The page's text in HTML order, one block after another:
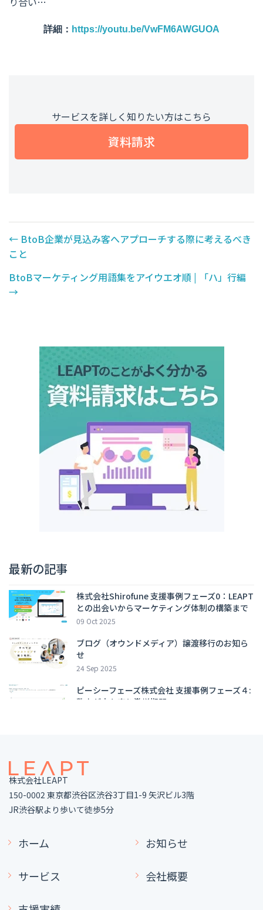
詳細： https://youtu.be/VwFM6AWGUOA
サービスを詳しく知りたい方はこちら
資料請求
← BtoB企業が見込み客へアプローチする際に考えるべき
こと
BtoBマーケティング用語集をアイウエオ順 | 「ハ」行編
→
最新の記事
株式会社Shirofune 支援事例フェーズ0：LEAPT
との出会いからマーケティング体制の構築まで
09 Oct 2025
ブログ（オウンドメディア）譲渡移行のお知ら
せ
24 Sep 2025
ピーシーフェーズ株式会社 支援事例フェーズ４:
数字が立ち直り激増期間へ
11 Aug 2025
ワークや企業事例を解説
11 Aug 2025
人気の記事
株式会社Shirofune 支援事例フェーズ0：LEAPT
株式会社LEAPT
150-0002 東京都渋谷区渋谷3丁目1-9 矢沢ビル3階
JR渋谷駅より歩いて徒歩5分
ホーム
サービス
お知らせ
会社概要